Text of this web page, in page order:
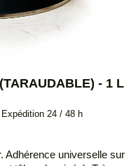
- 1 L
24 / 48 h
Adhérence universelle sur